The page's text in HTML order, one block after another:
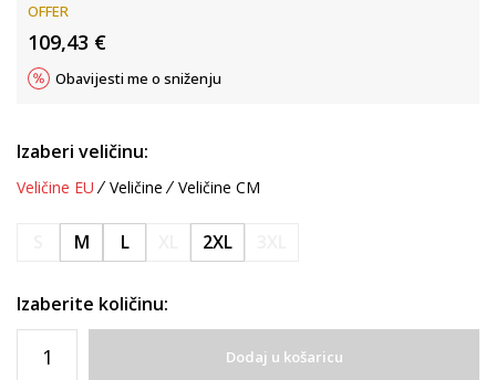
OFFER
109,43 €
Obavijesti me o sniženju
Izaberi veličinu:
Veličine EU Veličine Veličine CM
M L 2XL
Izaberite količinu:
Dodaj u košaricu